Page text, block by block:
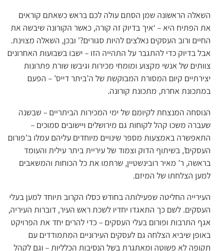
השאלה הראשונה שמן הסתם עולה לכם בראש כשאתם קוראים
את הפתיח היא – ‘איך בדיוק זה קורה, כאשר הקורונה שיבשה את
החיים ורוב העסקים נאלצים להיות סגורים?’ ובכן, השאלה מצוינת.
אבל בדיוק כדי להתגבר על התהייה הזו – ישבו בשבועות האחרונים
צוותים של אנשי מקצוע ומומחי מכירות וגיבשו שורת פתרונות
יצירתיים קיום המסורת המבוקשת של ה’ביתר דייס’ – הפעם
במתכונת אחרת, מתכונת קורונה.
הנוסחה המנצחת לקיומם של ימי המכירות הביתריים – שבשנה
שעברה משכו קהל לקוחות גם מירושלים ויישובים סמוכים –
התאפשרה באמצעות מספר שינויים מיוחדים עליהם עמלו ב’פורום
העסקים’, בשיתוף הדוק וצמוד של עיריית ביתר עילית והעומד
בראשה, ר’ מאיר רובינשטיין, שרתמו את כל הכוחות והמשאבים
למען הצלחתו של המיזם.
העירייה החליטה שפעילותה בחודש כסלו הקרוב תיוחד למען בעלי
העסקים. לשם כך התאגדו יחדיו לשכת ראש העיר, דוברות העיריה,
אגף התרבות ופורום בעלי העסקים – כדי להרים יחד את הפרויקט
באופן שיביא הצלחה גם לעסקים העירוניים המתמודדים עם
תקופה לא פשוטה ומאתגרת בשל הנסיבות הכלליות – וגם לקהל